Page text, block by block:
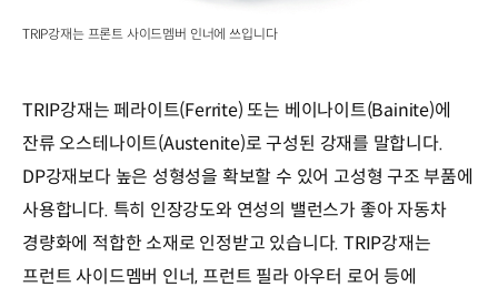
TRIP강재는 프론트 사이드멤버 인너에 쓰입니다
TRIP강재는 페라이트(Ferrite) 또는 베이나이트(Bainite)에
잔류 오스테나이트(Austenite)로 구성된 강재를 말합니다.
DP강재보다 높은 성형성을 확보할 수 있어 고성형 구조 부품에
사용합니다. 특히 인장강도와 연성의 밸런스가 좋아 자동차
경량화에 적합한 소재로 인정받고 있습니다. TRIP강재는
프런트 사이드멤버 인너, 프런트 필라 아우터 로어 등에